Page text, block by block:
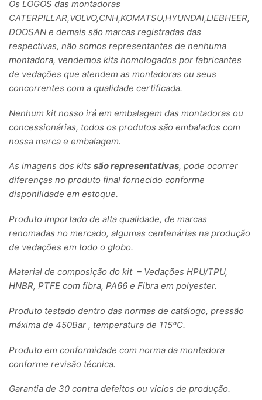
Os LOGOS das montadoras
CATERPILLAR,VOLVO,CNH,KOMATSU,HYUNDAI,LIEBHEER,
DOOSAN e demais são marcas registradas das
respectivas, não somos representantes de nenhuma
montadora, vendemos kits homologados por fabricantes
de vedações que atendem as montadoras ou seus
concorrentes com a qualidade certificada.
Nenhum kit nosso irá em embalagem das montadoras ou
concessionárias, todos os produtos são embalados com
nossa marca e embalagem.
As imagens dos kits são representativas, pode ocorrer
diferenças no produto final fornecido conforme
disponilidade em estoque.
Produto importado de alta qualidade, de marcas
renomadas no mercado, algumas centenárias na produção
de vedações em todo o globo.
Material de composição do kit – Vedações HPU/TPU,
HNBR, PTFE com fibra, PA66 e Fibra em polyester.
Produto testado dentro das normas de catálogo, pressão
máxima de 450Bar , temperatura de 115ºC.
Produto em conformidade com norma da montadora
conforme revisão técnica.
Garantia de 30 contra defeitos ou vícios de produção.